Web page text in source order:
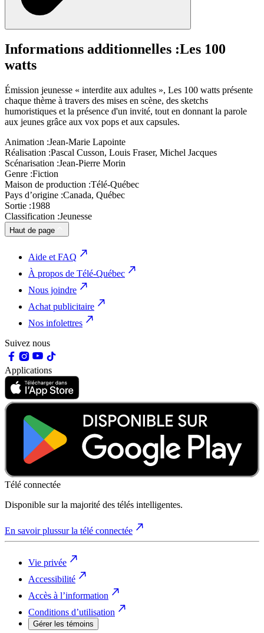
Informations additionnelles :Les 100
watts
Émission jeunesse « interdite aux adultes », Les 100 watts présente
chaque thème à travers des mises en scène, des sketchs
humoristiques et la présence d'un invité, tout en donnant la parole
aux jeunes grâce aux vox pops et aux capsules.
Animation :Jean-Marie Lapointe
Réalisation :Pascal Cusson, Louis Fraser, Michel Jacques
Scénarisation :Jean-Pierre Morin
Genre :Fiction
Maison de production :Télé-Québec
Pays d’origine :Canada, Québec
Sortie :1988
Classification :Jeunesse
Haut de page
Aide et FAQ
À propos de Télé-Québec
Nous joindre
Achat publicitaire
Nos infolettres
Suivez nous
Applications
Télé connectée
Disponible sur la majorité des télés intelligentes.
En savoir plussur la télé connectée
Vie privée
Accessibilité
Accès à l’information
Conditions d’utilisation
Gérer les témoins